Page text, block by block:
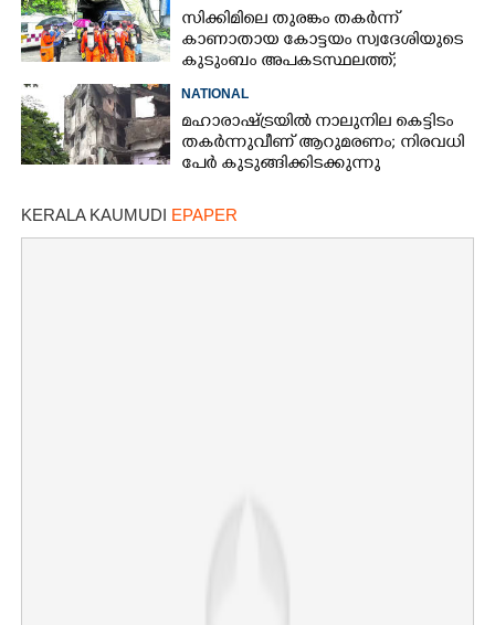
സിക്കിമിലെ തുരങ്കം തകർന്ന്
കാണാതായ കോട്ടയം സ്വദേശിയുടെ
കുടുംബം അപകടസ്ഥലത്ത്;
രക്ഷാപ്രവർത്തനം ദുഷ്‌കരമെന്ന്
വിവരം
NATIONAL
മഹാരാഷ്ട്രയിൽ നാലുനില കെട്ടിടം
തകർന്നുവീണ് ആറുമരണം; നിരവധി
പേർ കുടുങ്ങിക്കിടക്കുന്നു
KERALA KAUMUDI EPAPER